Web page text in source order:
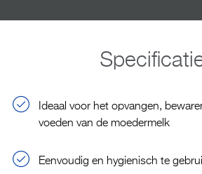
Ideaal voor het opvangen,
voeden van de moedermelk
Eenvoudig en hygienisch te